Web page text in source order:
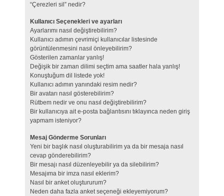
“Çerezleri sil” nedir?
Kullanıcı Seçenekleri ve ayarları
Ayarlarımı nasıl değiştirebilirim?
Kullanıcı adımın çevrimiçi kullanıcılar listesinde
görüntülenmesini nasıl önleyebilirim?
Gösterilen zamanlar yanlış!
Değişik bir zaman dilimi seçtim ama saatler hala yanlış!
Konuştuğum dil listede yok!
Kullanıcı adımın yanındaki resim nedir?
Bir avatarı nasıl gösterebilirim?
Rütbem nedir ve onu nasıl değiştirebilirim?
Bir kullanıcıya ait e-posta bağlantısını tıklayınca neden giriş
yapmam isteniyor?
Mesaj Gönderme Sorunları
Yeni bir başlık nasıl oluşturabilirim ya da bir mesaja nasıl
cevap gönderebilirim?
Bir mesajı nasıl düzenleyebilir ya da silebilirim?
Mesajıma bir imza nasıl eklerim?
Nasıl bir anket oluştururum?
Neden daha fazla anket seçeneği ekleyemiyorum?